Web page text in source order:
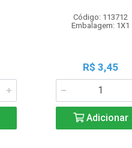
Código: 113712
Embalagem: 1X1
R$ 3,45
Adicionar